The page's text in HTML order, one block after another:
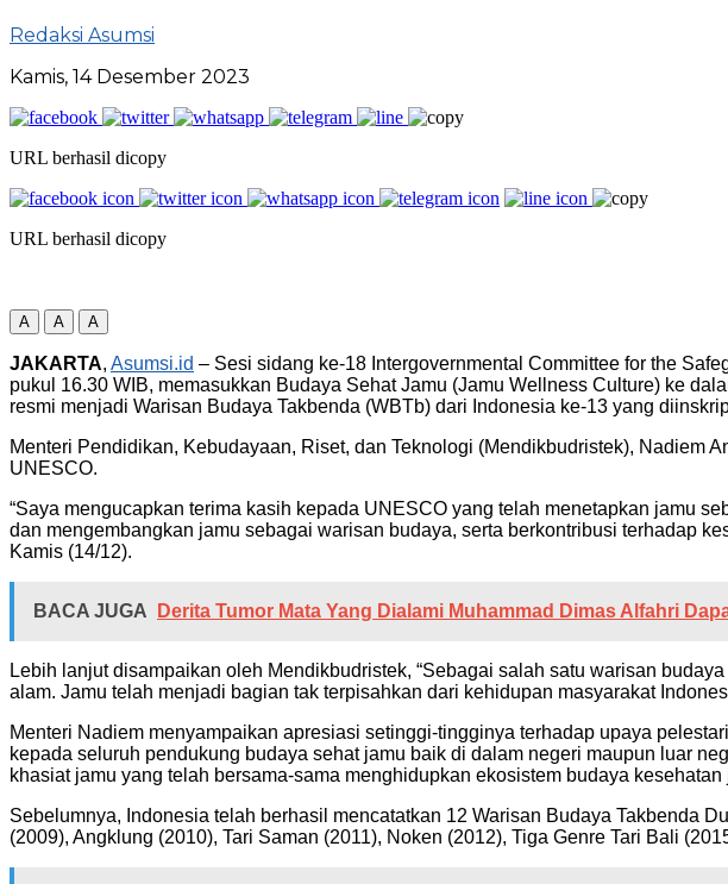
Redaksi Asumsi
Kamis, 14 Desember 2023
URL berhasil dicopy
URL berhasil dicopy
A A A
JAKARTA, Asumsi.id – Sesi sidang ke-18 Intergovernmental Committee for the
pukul 16.30 WIB, memasukkan Budaya Sehat Jamu (Jamu Wellness Culture) ke
resmi menjadi Warisan Budaya Takbenda (WBTb) dari Indonesia ke-13 yang
Menteri Pendidikan, Kebudayaan, Riset, dan Teknologi (Mendikbudristek), Nadiem
UNESCO.
“Saya mengucapkan terima kasih kepada UNESCO yang telah menetapkan jamu
dan mengembangkan jamu sebagai warisan budaya, serta berkontribusi terhadap
Kamis (14/12).
BACA JUGA Derita Tumor Mata Yang Dialami Muhammad Dimas Alfahri
Lebih lanjut disampaikan oleh Mendikbudristek, “Sebagai salah satu warisan
alam. Jamu telah menjadi bagian tak terpisahkan dari kehidupan masyarakat
Menteri Nadiem menyampaikan apresiasi setinggi-tingginya terhadap upaya
kepada seluruh pendukung budaya sehat jamu baik di dalam negeri maupun luar
khasiat jamu yang telah bersama-sama menghidupkan ekosistem budaya kesehatan
Sebelumnya, Indonesia telah berhasil mencatatkan 12 Warisan Budaya Takbenda
(2009), Angklung (2010), Tari Saman (2011), Noken (2012), Tiga Genre Tari Bali